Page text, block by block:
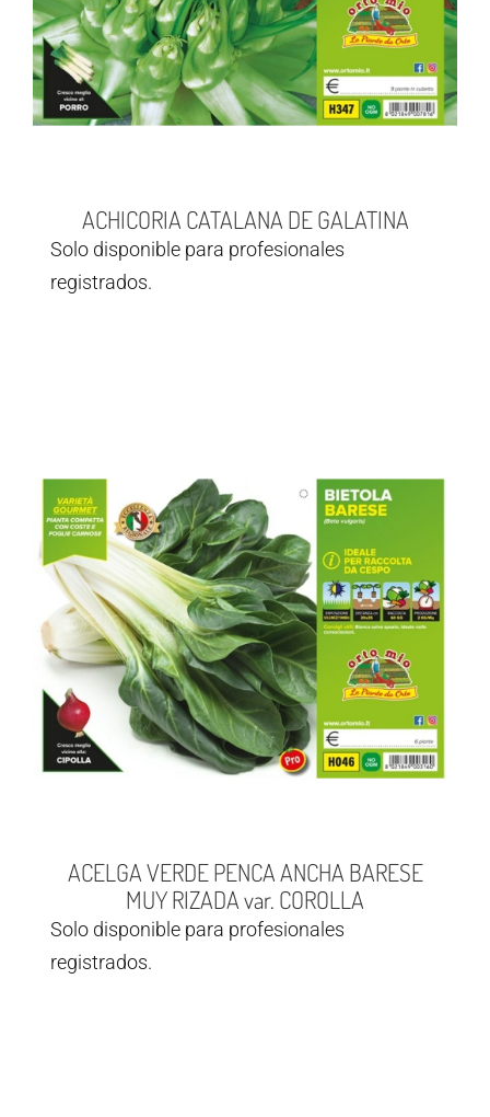
ACHICORIA CATALANA DE GALATINA
Solo disponible para profesionales
registrados.
ACELGA VERDE PENCA ANCHA BARESE
MUY RIZADA var. COROLLA
Solo disponible para profesionales
registrados.